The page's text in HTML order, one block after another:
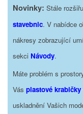
Novinky: Stále
stavebnic. V nabídce
nákresy zobrazující
sekci Návody.
Máte problém s
Vás plastové
uskladnění Vašich